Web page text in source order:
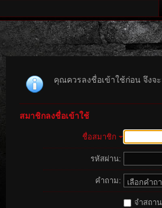
คุณควรลงชื่อเข้าใช้ก่อน จึงจ
สมาชิกลงชื่อเข้าใช้
ชื่อสมาชิก
รหัสผ่าน:
คำถาม:
จำสถา